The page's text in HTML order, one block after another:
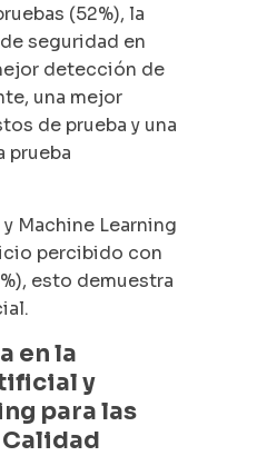
(52%), la
seguridad en
detección de
una mejor
de prueba y una
prueba
Machine Learning
percibido con
esto demuestra
en la
y
para las